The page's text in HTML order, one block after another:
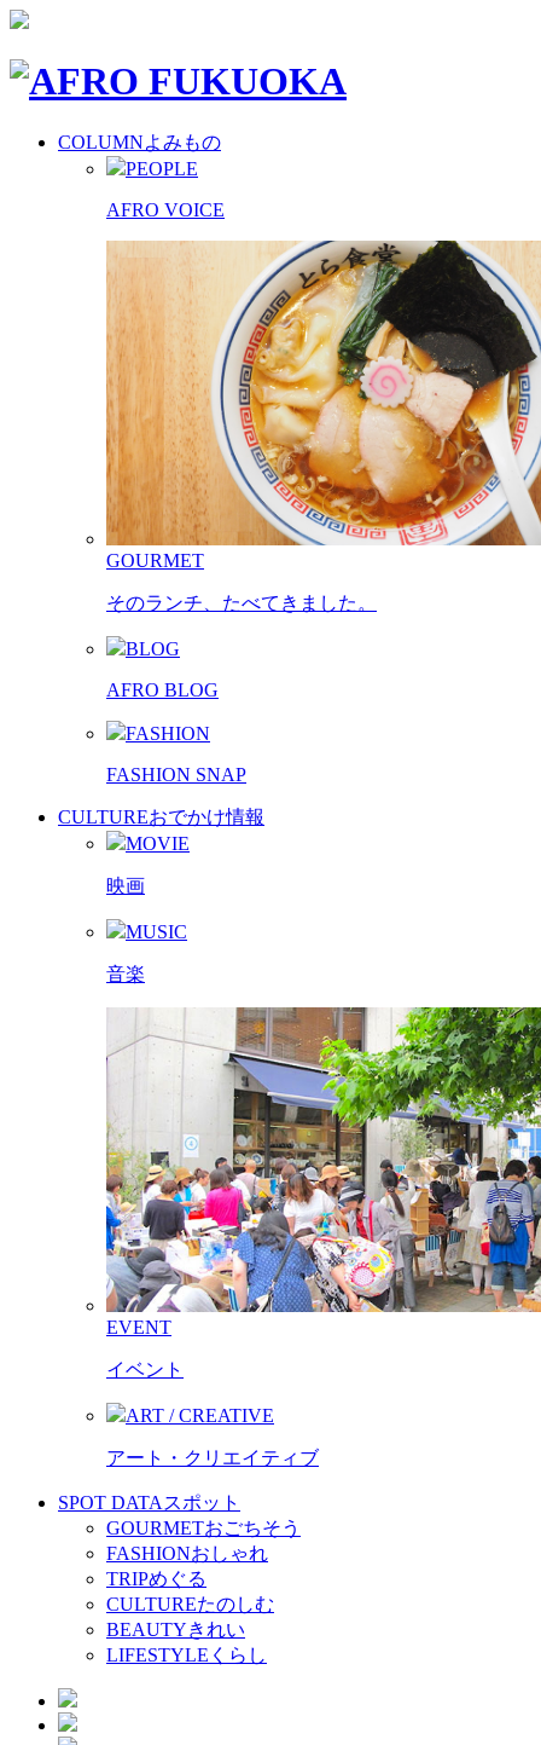
COLUMNよみもの
PEOPLE
AFRO VOICE
GOURMET
そのランチ、たべてきました。
BLOG
AFRO BLOG
FASHION
FASHION SNAP
CULTUREおでかけ情報
MOVIE
映画
MUSIC
音楽
EVENT
イベント
ART / CREATIVE
アート・クリエイティブ
SPOT DATA スポット
GOURMETおごちそう
FASHIONおしゃれ
TRIPめぐる
CULTUREたのしむ
BEAUTYきれい
LIFESTYLE くらし